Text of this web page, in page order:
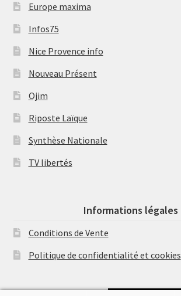
Europe maxima
Infos75
Nice Provence info
Nouveau Présent
Ojim
Riposte Laïque
Synthèse Nationale
TV libertés
Informations légales
Conditions de Vente
Politique de confidentialité et cookies